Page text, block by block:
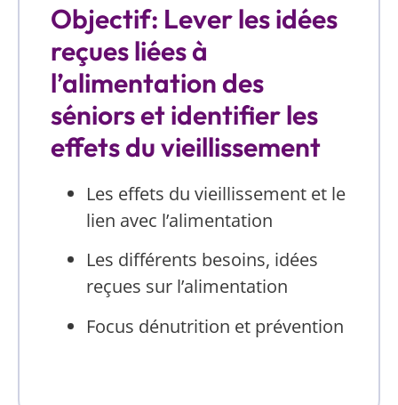
Objectif: Lever les idées
reçues liées à
l’alimentation des
séniors et identifier les
effets du vieillissement
Les effets du vieillissement et le
lien avec l’alimentation
Les différents besoins, idées
reçues sur l’alimentation
Focus dénutrition et prévention